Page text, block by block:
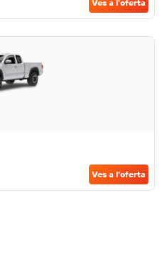
Ves a l'oferta
Ves a l'oferta